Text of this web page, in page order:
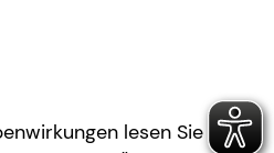
lesen Sie die